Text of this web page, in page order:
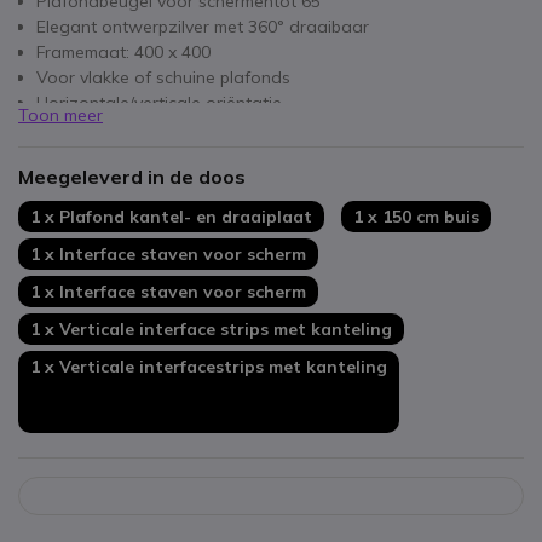
Elegant ontwerpzilver met 360° draaibaar
Framemaat: 400 x 400
Voor vlakke of schuine plafonds
Horizontale/verticale oriëntatie
Maximale last 40 kg
Toon meer
Meegeleverd in de doos
1 x Plafond kantel- en draaiplaat
1 x 150 cm buis
1 x Interface staven voor scherm
1 x Interface staven voor scherm
1 x Verticale interface strips met kanteling
1 x Verticale interfacestrips met kanteling